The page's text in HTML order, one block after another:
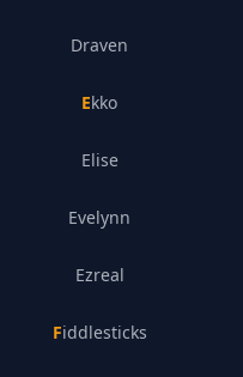
Draven
Ekko
Elise
Evelynn
Ezreal
Fiddlesticks